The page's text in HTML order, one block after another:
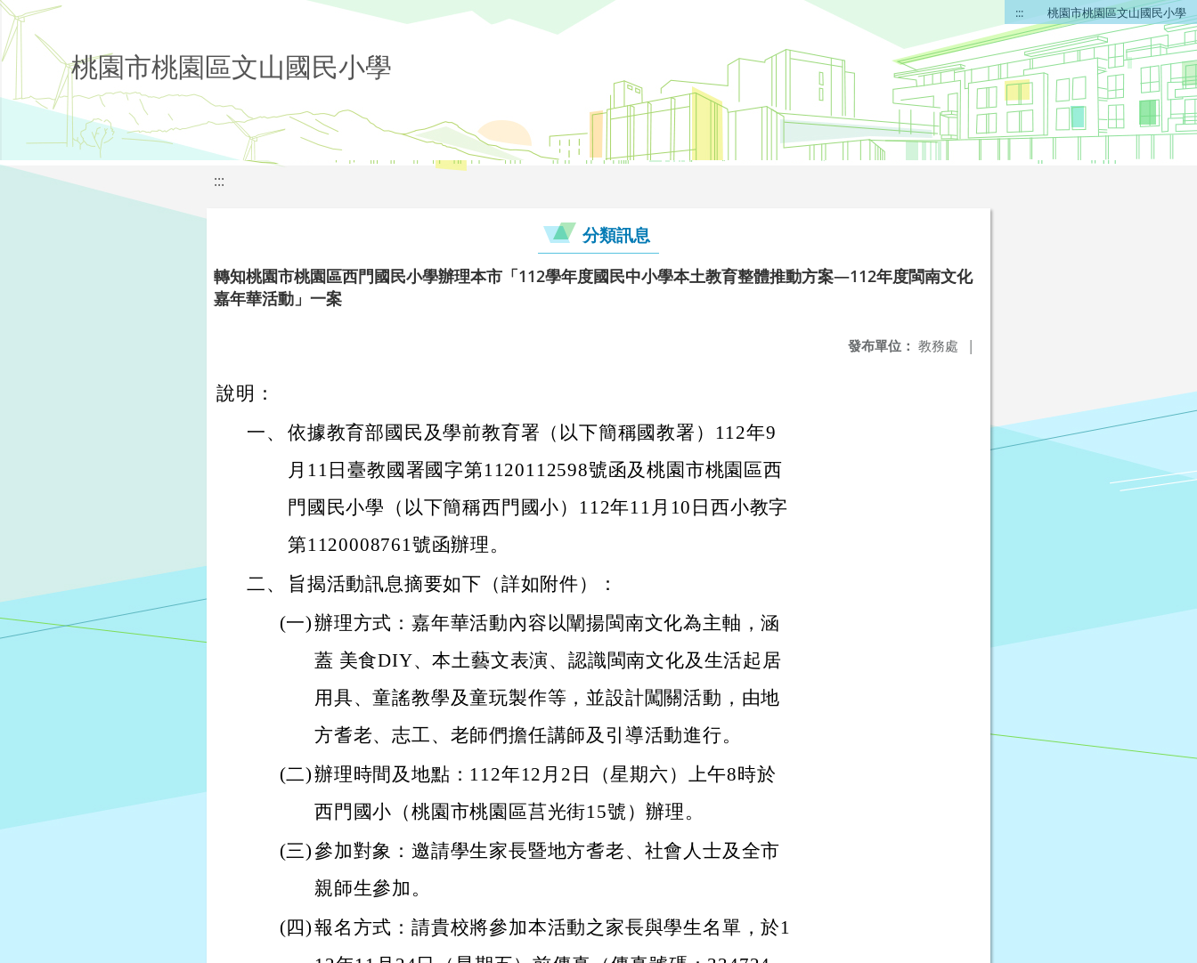
::: 桃園市桃園區文山國民小學
桃園市桃園區文山國民小學
:::
分類訊息
轉知桃園市桃園區西門國民小學辦理本市「112學年度國民中小學本土教育整體推動方案―112年度閩南文化
嘉年華活動」一案
發布單位： 教務處 |
說明：
一、 依據教育部國民及學前教育署（以下簡稱國教署）112年9
月11日臺教國署國字第1120112598號函及桃園市桃園區西
門國民小學（以下簡稱西門國小）112年11月10日西小教字
第1120008761號函辦理。
二、
旨揭活動訊息摘要如下（詳如附件）：
(一)辦理方式：嘉年華活動內容以闡揚閩南文化為主軸，涵
蓋 美食DIY、本土藝文表演、認識閩南文化及生活起居
用具、童謠教學及童玩製作等，並設計闖關活動，由地
方耆老、志工、老師們擔任講師及引導活動進行。
(二)辦理時間及地點：112年12月2日（星期六）上午8時於
西門國小（桃園市桃園區莒光街15號）辦理。
(三)參加對象：邀請學生家長暨地方耆老、社會人士及全市
親師生參加。
(四)報名方式：請貴校將參加本活動之家長與學生名單，於1